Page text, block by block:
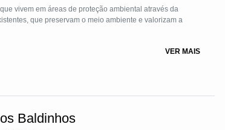
vivem em áreas de proteção ambiental através da
que preservam o meio ambiente e valorizam a
VER MAIS
Baldinhos